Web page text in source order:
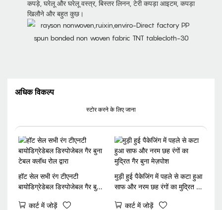
कपड़े, घरेलू और घरेलू वस्त्र, बिस्तर लिनन, टेरी कपड़ा आइटम, कपड़ा
खिलौने और बहुत कुछ।
अधिक विकल्प
स्टोर करने के लिए जाना
हॉट सेल सभी रंग टीएनटी
बायोडिग्रेडेबल डिस्पोजेबल गैर बुना
कार्ट में जोड़ें
मुड़ी हुई पैकेजिंग में पहले से कटा हुआ
साफ और नरम छह रंगों का मुद्रित गैर
कार्ट में जोड़ें